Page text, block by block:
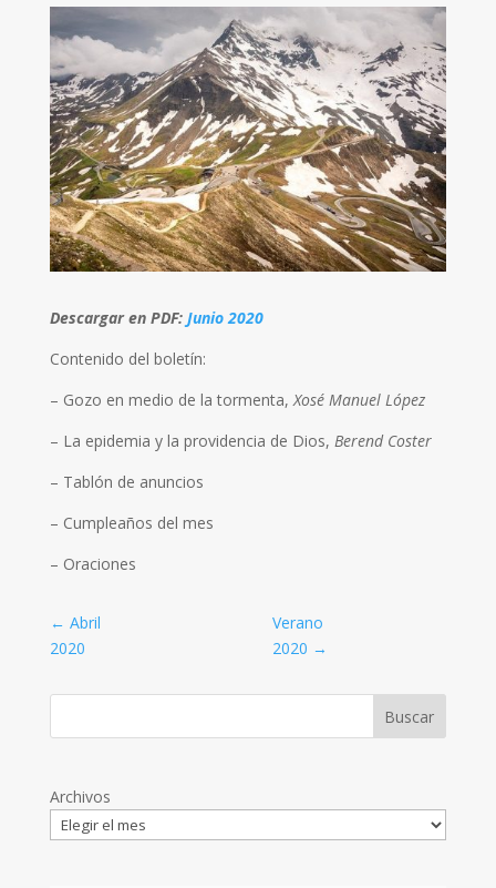
Descargar en PDF: Junio 2020
Contenido del boletín:
– Gozo en medio de la tormenta, Xosé Manuel López
– La epidemia y la providencia de Dios, Berend Coster
– Tablón de anuncios
– Cumpleaños del mes
– Oraciones
← Abril
2020
Verano
2020 →
Archivos